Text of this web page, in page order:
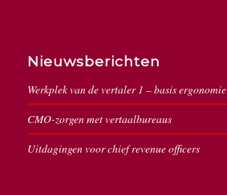
Nieuwsberichten
Werkplek van de vertaler 1 – basis ergonomie
CMO-zorgen met vertaalbureaus
Uitdagingen voor chief revenue officers